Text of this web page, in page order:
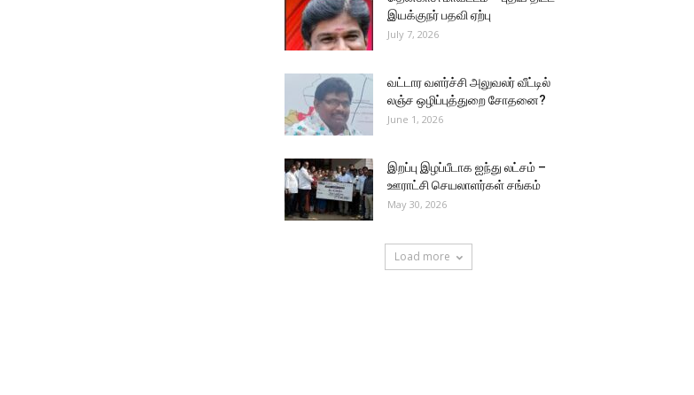
இயக்குநர் பதவி ஏற்பு
July 7, 2026
வட்டார வளர்ச்சி அலுவலர் வீட்டில்
லஞ்ச ஒழிப்புத்துறை சோதனை?
June 1, 2026
இறப்பு இழப்பீடாக ஐந்து லட்சம் –
ஊராட்சி செயலாளர்கள் சங்கம்
May 30, 2026
Load more